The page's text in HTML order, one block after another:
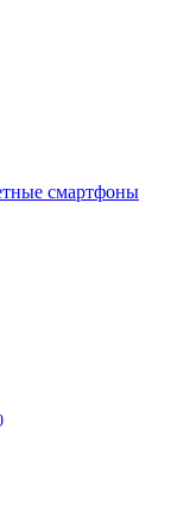
смартфоны